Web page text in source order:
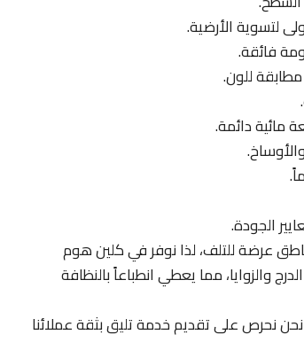
للون.
مائية دائمة.
الجودة.
عرضة للتلف، لذا نوفر في كلين هوم
والزوايا، مما يعطي انطباعاً بالنظافة
نحن نحرص على تقديم خدمة تليق بثقة عملائنا